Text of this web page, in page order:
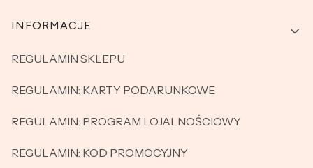
Linki w stopce
INFORMACJE
REGULAMIN SKLEPU
REGULAMIN: KARTY PODARUNKOWE
REGULAMIN: PROGRAM LOJALNOŚCIOWY
REGULAMIN: KOD PROMOCYJNY